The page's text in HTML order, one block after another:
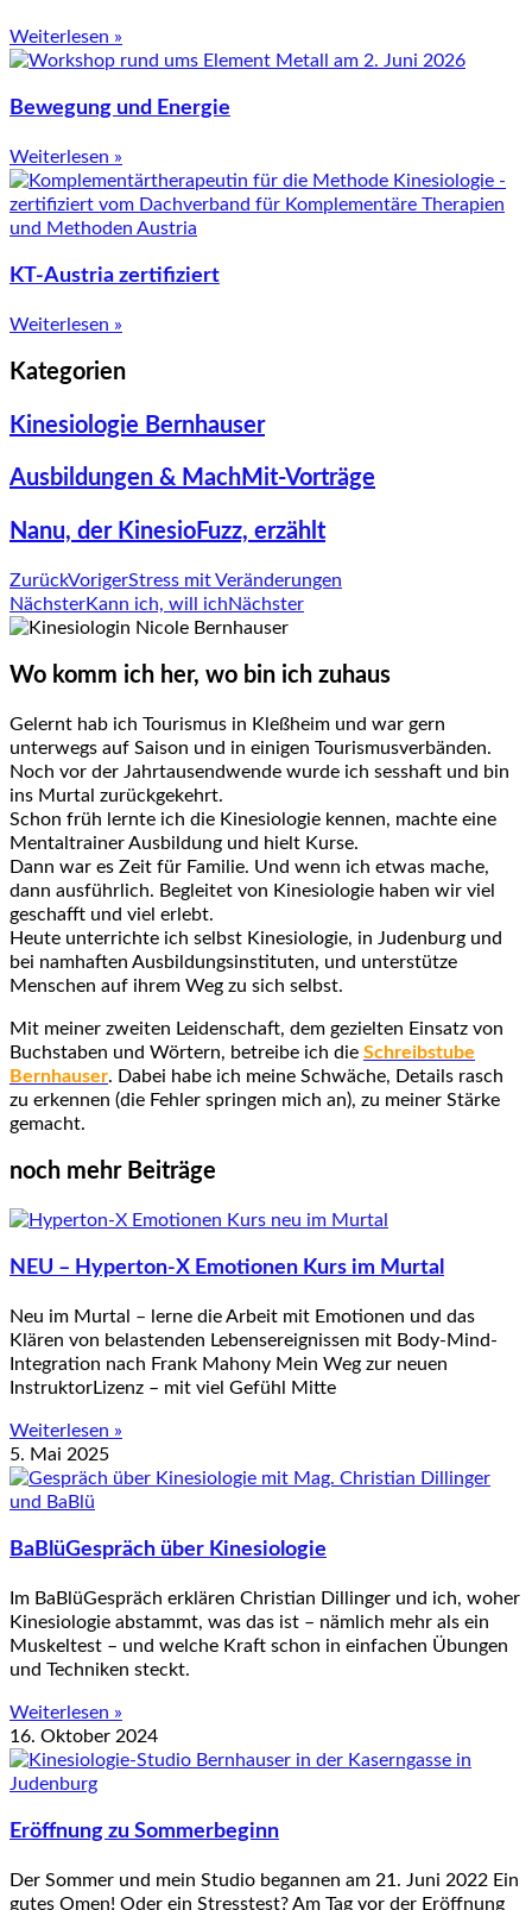
Weiterlesen »
Bewegung und Energie
Weiterlesen »
KT-Austria zertifiziert
Weiterlesen »
Kategorien
Kinesiologie Bernhauser
Ausbildungen & MachMit-Vorträge
Nanu, der KinesioFuzz, erzählt
ZurückVorigerStress mit Veränderungen
NächsterKann ich, will ichNächster
Wo komm ich her, wo bin ich zuhaus
Gelernt hab ich Tourismus in Kleßheim und war gern
unterwegs auf Saison und in einigen Tourismusverbänden.
Noch vor der Jahrtausendwende wurde ich sesshaft und bin
ins Murtal zurückgekehrt.
Schon früh lernte ich die Kinesiologie kennen, machte eine
Mentaltrainer Ausbildung und hielt Kurse.
Dann war es Zeit für Familie. Und wenn ich etwas mache,
dann ausführlich. Begleitet von Kinesiologie haben wir viel
geschafft und viel erlebt.
Heute unterrichte ich selbst Kinesiologie, in Judenburg und
bei namhaften Ausbildungsinstituten, und unterstütze
Menschen auf ihrem Weg zu sich selbst.
Mit meiner zweiten Leidenschaft, dem gezielten Einsatz von
Buchstaben und Wörtern, betreibe ich die Schreibstube
Bernhauser. Dabei habe ich meine Schwäche, Details rasch
zu erkennen (die Fehler springen mich an), zu meiner Stärke
gemacht.
noch mehr Beiträge
NEU – Hyperton-X Emotionen Kurs im Murtal
Neu im Murtal – lerne die Arbeit mit Emotionen und das
Klären von belastenden Lebensereignissen mit Body-Mind-
Integration nach Frank Mahony Mein Weg zur neuen
InstruktorLizenz – mit viel Gefühl Mitte
Weiterlesen »
5. Mai 2025
BaBlüGespräch über Kinesiologie
Im BaBlüGespräch erklären Christian Dillinger und ich, woher
Kinesiologie abstammt, was das ist – nämlich mehr als ein
Muskeltest – und welche Kraft schon in einfachen Übungen
und Techniken steckt.
Weiterlesen »
16. Oktober 2024
Eröffnung zu Sommerbeginn
Der Sommer und mein Studio begannen am 21. Juni 2022 Ein
gutes Omen! Oder ein Stresstest? Am Tag vor der Eröffnung